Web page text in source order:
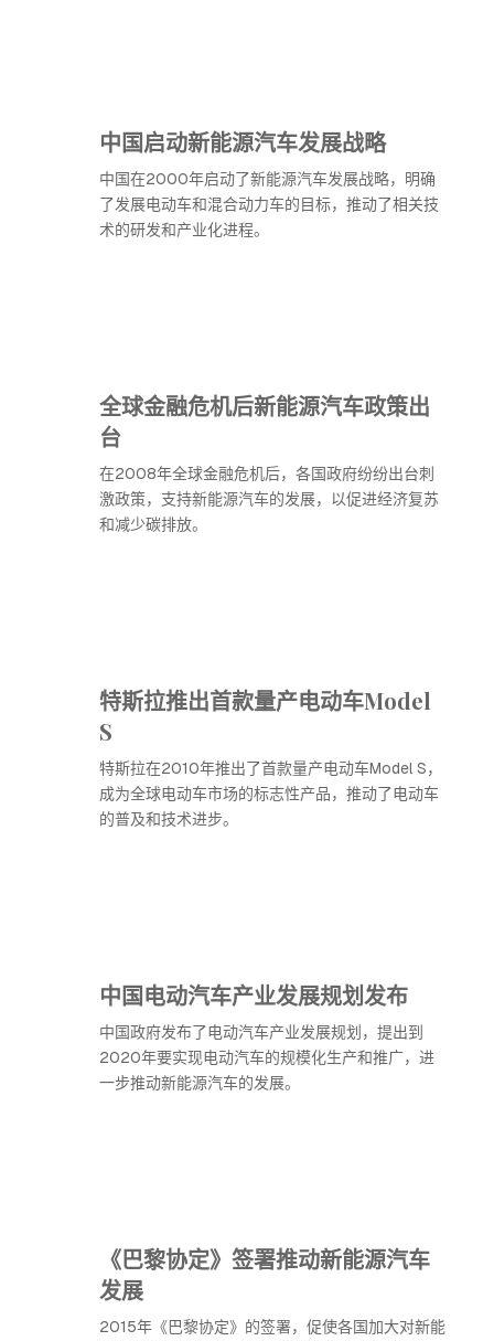
中国启动新能源汽车发展战略
中国在2000年启动了新能源汽车发展战略，明确
了发展电动车和混合动力车的目标，推动了相关技
术的研发和产业化进程。
全球金融危机后新能源汽车政策出
台
在2008年全球金融危机后，各国政府纷纷出台刺
激政策，支持新能源汽车的发展，以促进经济复苏
和减少碳排放。
特斯拉推出首款量产电动车Model
S
特斯拉在2010年推出了首款量产电动车Model S，
成为全球电动车市场的标志性产品，推动了电动车
的普及和技术进步。
中国电动汽车产业发展规划发布
中国政府发布了电动汽车产业发展规划，提出到
2020年要实现电动汽车的规模化生产和推广，进
一步推动新能源汽车的发展。
《巴黎协定》签署推动新能源汽车
发展
2015年《巴黎协定》的签署，促使各国加大对新能